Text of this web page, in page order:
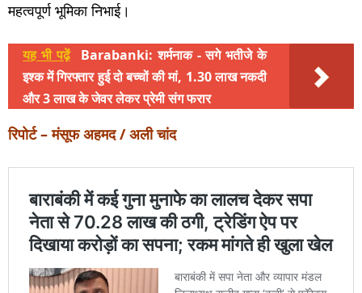
महत्वपूर्ण भूमिका निभाई।
यह भी पढ़ें
Barabanki: शर्मनाक - सगे भतीजे के
इश्क में गिरफ्तार हुई दो बच्चों की मां, 1.30 लाख नकदी
और 3 लाख के जेवर लेकर प्रेमी संग फरार
रिपोर्ट – मंसूफ अहमद / अली चांद